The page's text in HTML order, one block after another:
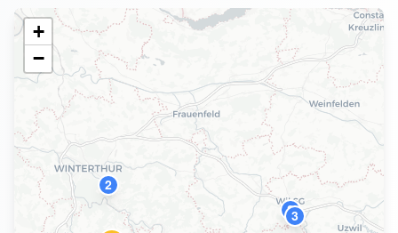
2
3
8
+
−